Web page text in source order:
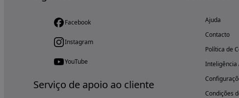
Facebook
Instagram
YouTube
Serviço de apoio ao cliente
Ajuda
Contacto
Política de
Inteligência
Condições